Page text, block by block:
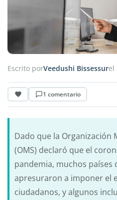
Escrito porVeedushi Bissessurel
1 comentario
Dado que la Organización
(OMS) declaró que el
pandemia, muchos países
apresuraron a imponer el
ciudadanos, y algunos